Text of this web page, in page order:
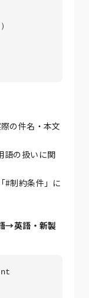
の件名・本文
語の扱いに関
#制約条件」に
→英語・新製